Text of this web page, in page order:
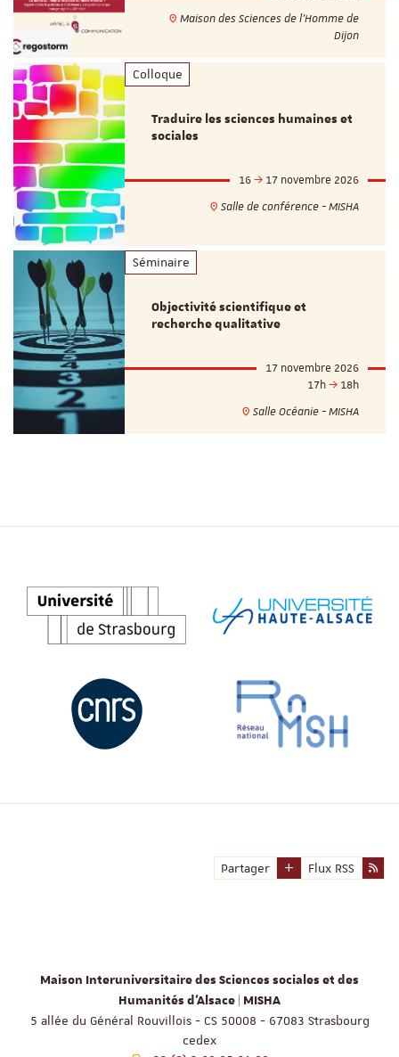
Maison des Sciences de l'Homme de
Dijon
Colloque
Traduire les sciences humaines et
sociales
16
17 novembre 2026
Salle de conférence - MISHA
Séminaire
Objectivité scientifique et
recherche qualitative
17 novembre 2026
17h
18h
Salle Océanie - MISHA
Partager Flux RSS
Maison Interuniversitaire des Sciences sociales et des
Humanités d'Alsace | MISHA
5 allée du Général Rouvillois - CS 50008 - 67083 Strasbourg
cedex